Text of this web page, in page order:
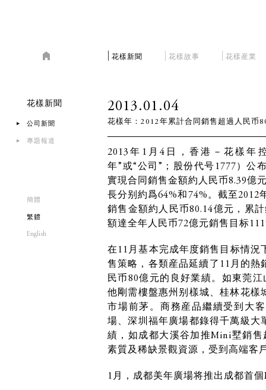
花樣新聞 花樣故事 花樣産業
花樣新聞
公司新聞
專題報道
簡體
繁軆
English
2013.01.04
花樣年：2012年累計合同銷售超過人民币
2013年1月4日，香港－花樣年
年”或“公司”；股份代号1777）公
實現合同銷售金額約人民币8.39億
長分别約爲64%和74%。截至2012
銷售金額約人民币80.14億元，累
額達全年人民币72億元銷售目标
在11月基本完成年度銷售目标情況
售策略，各類産品延續了11月的
民币80億元的良好業績。如東莞
他剛需樓盤惠州别樣城、桂林花樣
市場前茅。商務産品繼續受到大
場、深圳福年廣場都錄得千萬級大
績，如成都大溪谷加推Mini墅銷
素質及稀缺景觀資源，受到高端客
1月 ，成都美年廣場将推出成都首